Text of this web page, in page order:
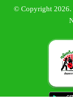
© Copyright